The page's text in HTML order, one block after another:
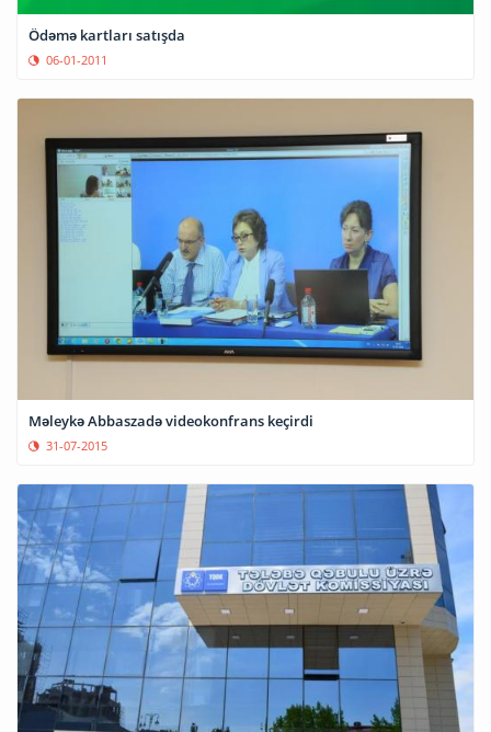
Ödəmə kartları satışda
06-01-2011
Məleykə Abbaszadə videokonfrans keçirdi
31-07-2015